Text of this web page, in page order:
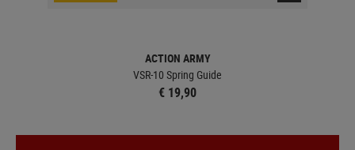
ACTION ARMY
VSR-10 Spring Guide
€ 19,90